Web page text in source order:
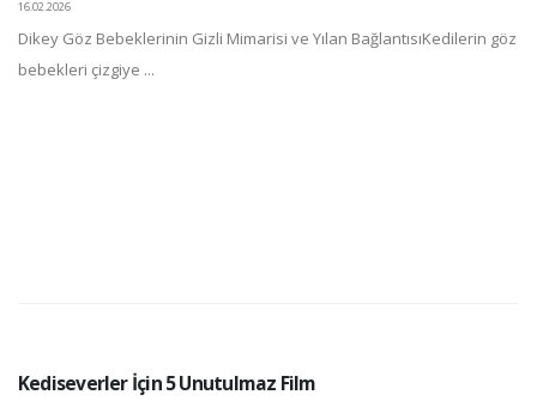
16.02.2026
Dikey Göz Bebeklerinin Gizli Mimarisi ve Yılan BağlantısıKedilerin göz
bebekleri çizgiye ...
Kediseverler İçin 5 Unutulmaz Film